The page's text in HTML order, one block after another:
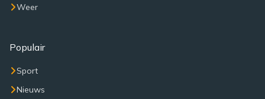
Weer
Populair
Sport
Nieuws